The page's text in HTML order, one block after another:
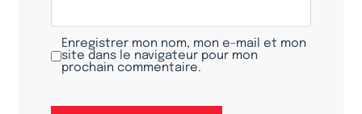
Enregistrer mon nom, mon e-mail et mon
site dans le navigateur pour mon
prochain commentaire.